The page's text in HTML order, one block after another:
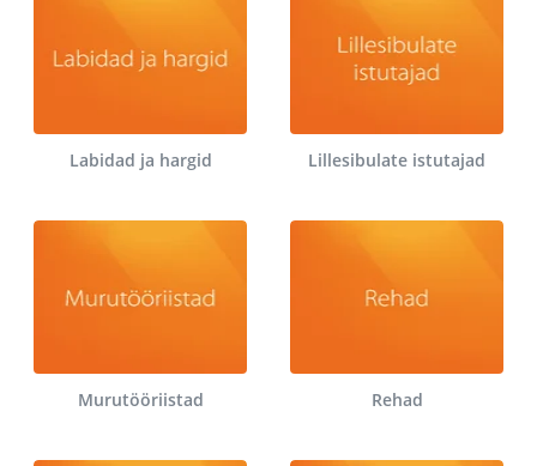
Labidad ja hargid Lillesibulate istutajad
Murutööriistad Rehad